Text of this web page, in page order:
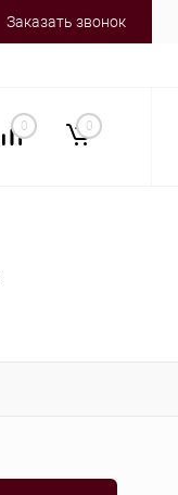
Заказать звонок
0 0